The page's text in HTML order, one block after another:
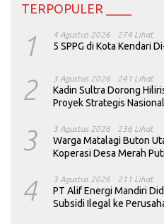
TERPOPULER ____
1 4 Agustus 2026 274 Lihat
5 SPPG di Kota Kendari
2 3 Agustus 2026 241 Lihat
Kadin Sultra Dorong
Proyek Strategis Nasional
3 3 Agustus 2026 236 Lihat
Warga Matalagi Buton
Koperasi Desa Merah
4 3 Agustus 2026 211 Lihat
PT Alif Energi Mandiri
Subsidi Ilegal ke